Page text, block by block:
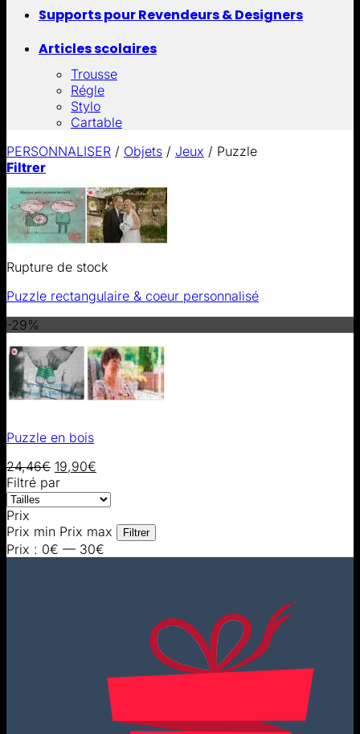
Supports pour Revendeurs & Designers
Articles scolaires
Trousse
Régle
Stylo
Cartable
PERSONNALISER / Objets / Jeux / Puzzle
Filtrer
Rupture de stock
Puzzle rectangulaire & coeur personnalisé
-29%
Puzzle en bois
24,46€ 19,90€
Filtré par
Prix
Prix min Prix max Filtrer
Prix : 0€ — 30€